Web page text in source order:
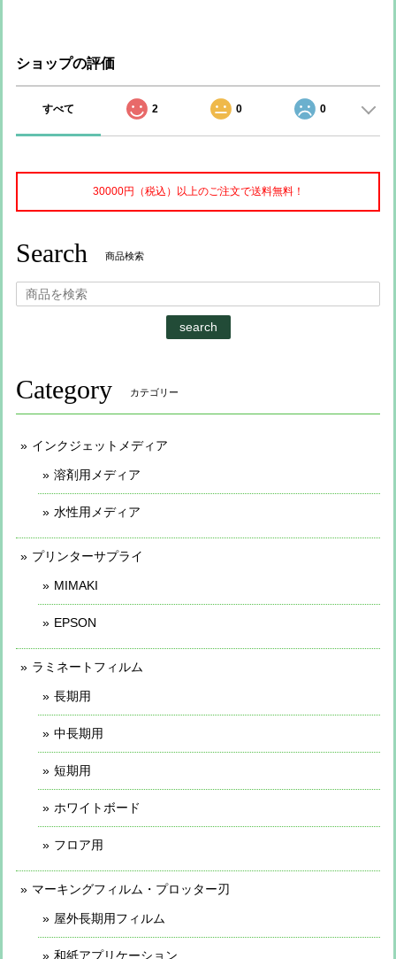
ショップの評価
すべて 2 0 0
30000円（税込）以上のご注文で送料無料！
Search 商品検索
search
Category カテゴリー
インクジェットメディア
溶剤用メディア
水性用メディア
プリンターサプライ
MIMAKI
EPSON
ラミネートフィルム
長期用
中長期用
短期用
ホワイトボード
フロア用
マーキングフィルム・プロッター刃
屋外長期用フィルム
和紙アプリケーション